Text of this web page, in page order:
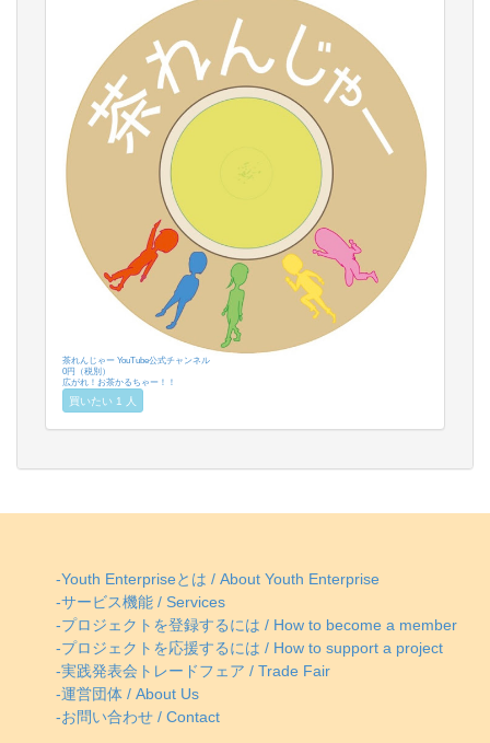
茶れんじゃー YouTube公式チャンネル
0円（税別）
広がれ！お茶かるちゃー！！
買いたい 1 人
-Youth Enterpriseとは / About Youth Enterprise
-サービス機能 / Services
-プロジェクトを登録するには / How to become a member
-プロジェクトを応援するには / How to support a project
-実践発表会トレードフェア / Trade Fair
-運営団体 / About Us
-お問い合わせ / Contact